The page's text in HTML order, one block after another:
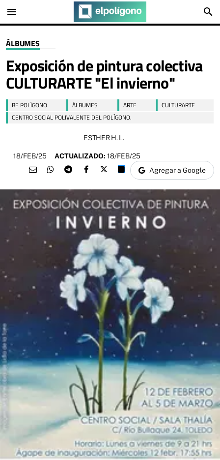
menu search
ÁLBUMES
Exposición de pintura colectiva
CULTURARTE "El invierno"
BE POLÍGONO ÁLBUMES ARTE
CULTURARTE
CENTRO SOCIAL POLIVALENTE DEL POLÍGONO.
ESTHER H. L.
18/FEB/25 ACTUALIZADO: 18/FEB/25
Agregar a Google